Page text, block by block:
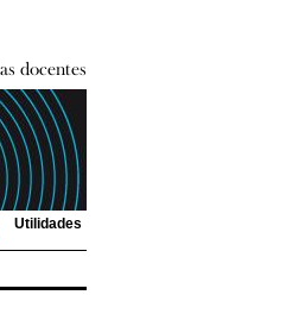
Utilidades